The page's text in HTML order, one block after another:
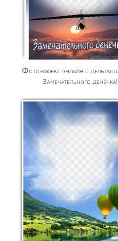
Фотоэффект онлайн с дельтапланом -
Замечательного денёчка!